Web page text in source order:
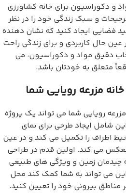
و دکوراسیون برای خانه کشاورزی
و سبک زندگی خود را در نظر
فضایی ایجاد کنید که نشان دهنده
حال کاربردی و برای زندگی راحت
دقیق مواد و دکوراسیون، می
متعلق به خودتان باشد.
مزرعه رویایی شما
رویایی شما می تواند یک پروژه
شامل ایجاد طرحی برای نمای
اطراف را تکمیل می کند و در عین
می کند. اولین قدم در طراحی
چیدمان زمین و ویژگی های طبیعی
این می تواند به شما کمک کند محل
مناطق بیرونی خود را تعیین کنید.